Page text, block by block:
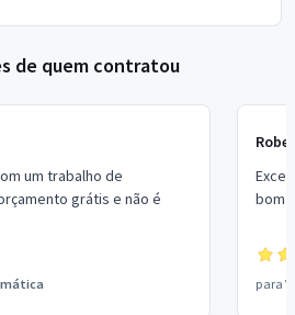
de quem contratou
um trabalho de
grátis e não é
bom
para